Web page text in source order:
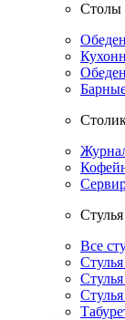
Столы
Все